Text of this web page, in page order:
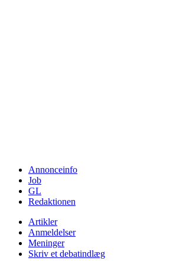
Annonceinfo
Job
GL
Redaktionen
Artikler
Anmeldelser
Meninger
Skriv et debatindlæg